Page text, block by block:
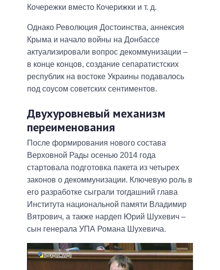
Кочережки вместо Кочерижки и т. д.
Однако Революция Достоинства, аннексия
Крыма и начало войны на Донбассе
актуализировали вопрос декоммунизации –
в конце концов, создание сепаратистских
республик на востоке Украины подавалось
под соусом советских сентиментов.
Двухуровневый механизм
переименования
После формирования нового состава
Верховной Рады осенью 2014 года
стартовала подготовка пакета из четырех
законов о декоммунизации. Ключевую роль в
его разработке сыграли тогдашний глава
Института национальной памяти Владимир
Вятрович, а также нардеп Юрий Шухевич –
сын генерала УПА Романа Шухевича.